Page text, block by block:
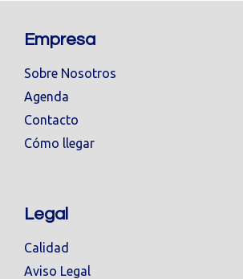
Empresa
Sobre Nosotros
Agenda
Contacto
Cómo llegar
Legal
Calidad
Aviso Legal